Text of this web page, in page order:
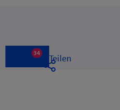
34
34 Teilen